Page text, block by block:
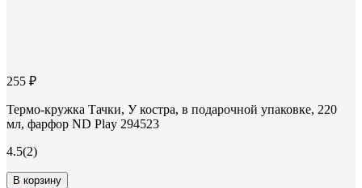
255 ₽
Термо-кружка Тачки, У костра, в подарочной упаковке, 220
мл, фарфор ND Play 294523
4.5(2)
В корзину